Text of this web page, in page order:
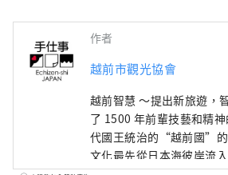
作者
越前市觀光協會
越前智慧 ～提出新旅遊，智慧之
了 1500 年前輩技藝和精
代國王統治的“越前國”的
文化最先從日本海彼岸流